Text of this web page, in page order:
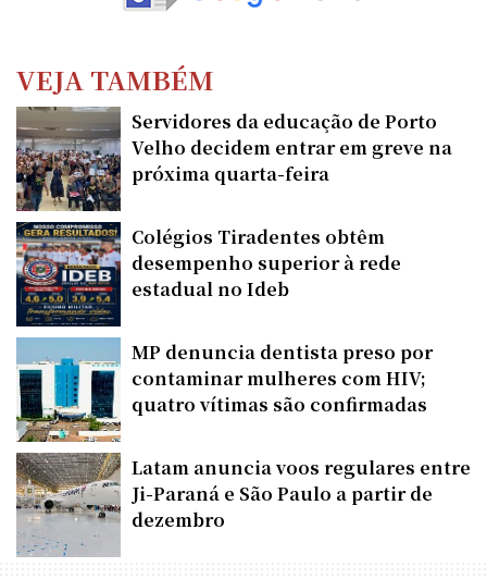
VEJA TAMBÉM
Servidores da educação de Porto
Velho decidem entrar em greve na
próxima quarta-feira
Colégios Tiradentes obtêm
desempenho superior à rede
estadual no Ideb
MP denuncia dentista preso por
contaminar mulheres com HIV;
quatro vítimas são confirmadas
Latam anuncia voos regulares entre
Ji-Paraná e São Paulo a partir de
dezembro